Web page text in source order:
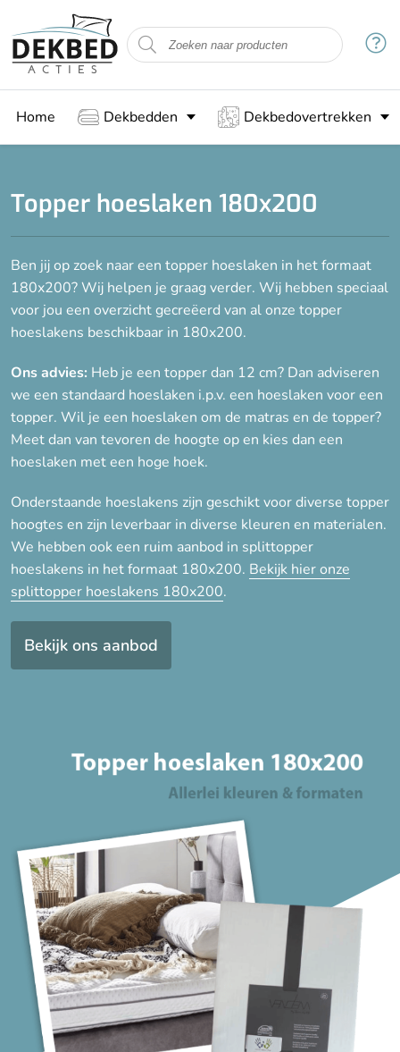
Home Dekbedden Dekbedovertrekken
Topper hoeslaken 180x200
Ben jij op zoek naar een topper hoeslaken in het formaat
180x200? Wij helpen je graag verder. Wij hebben speciaal
voor jou een overzicht gecreëerd van al onze topper
hoeslakens beschikbaar in 180x200.
Ons advies: Heb je een topper dan 12 cm? Dan adviseren
we een standaard hoeslaken i.p.v. een hoeslaken voor een
topper. Wil je een hoeslaken om de matras en de topper?
Meet dan van tevoren de hoogte op en kies dan een
hoeslaken met een hoge hoek.
Onderstaande hoeslakens zijn geschikt voor diverse topper
hoogtes en zijn leverbaar in diverse kleuren en materialen.
We hebben ook een ruim aanbod in splittopper
hoeslakens in het formaat 180x200. Bekijk hier onze
splittopper hoeslakens 180x200.
Bekijk ons aanbod
Filteren
Type matras
Topper
160 cm
180 cm
200 cm
80 cm
Hoogte
Lengte
200 cm
210 cm
220 cm
Stof